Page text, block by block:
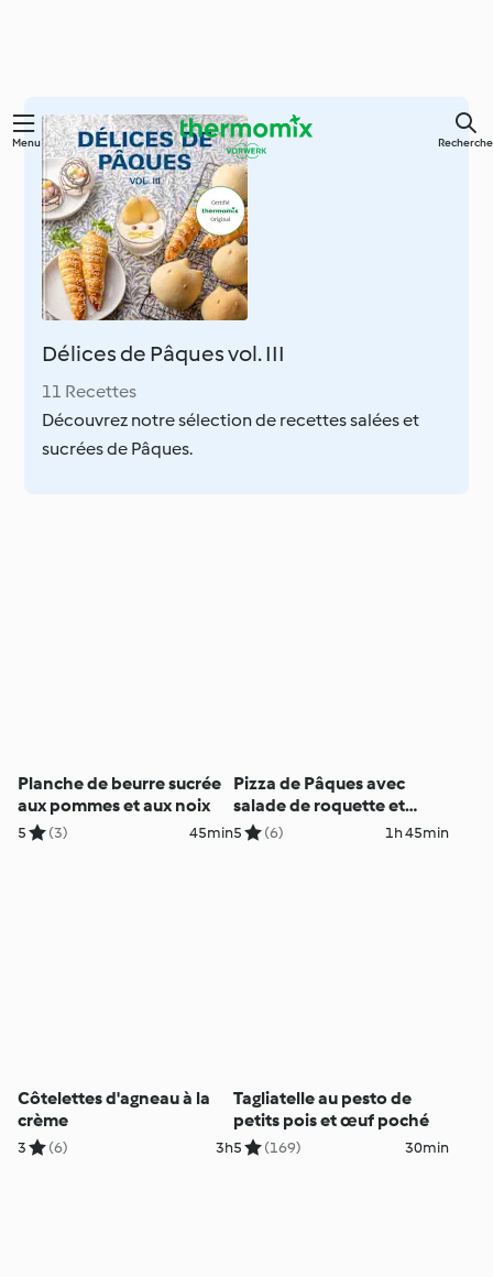
Skip
content
Menu Recherche
Délices de Pâques vol. III
11 Recettes
Découvrez notre sélection de recettes salées et
sucrées de Pâques.
Planche de beurre sucrée
aux pommes et aux noix
5 (3) 45min
Pizza de Pâques avec
salade de roquette et
minimozzarella
5 (6) 1h 45min
Côtelettes d'agneau à la
crème
3 (6) 3h
Tagliatelle au pesto de
petits pois et œuf poché
5 (169) 30min